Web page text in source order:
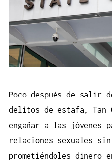
Poco después de salir
delitos de estafa, Tan
engañar a las jóvenes
relaciones sexuales
prometiéndoles dinero